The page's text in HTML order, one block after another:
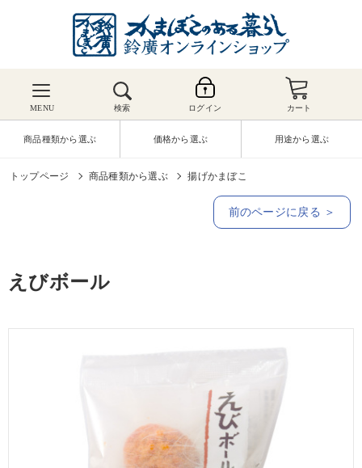
MENU 検索 ログイン カート
商品種類から選ぶ 価格から選ぶ 用途から選ぶ
トップページ 商品種類から選ぶ 揚げかまぼこ
前のページに戻る ＞
えびボール